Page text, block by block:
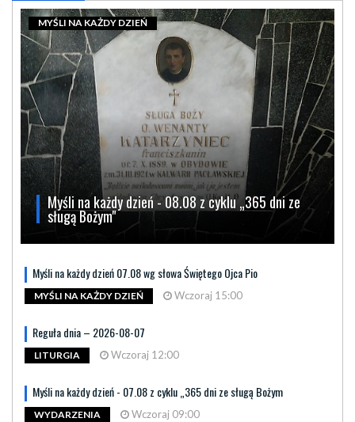
Myśli na każdy dzień - 08.08 z cyklu „365 dni ze
sługą Bożym"
MYŚLI NA KAŻDY DZIEŃ
Myśli na każdy dzień 07.08 wg słowa Świętego Ojca Pio
MYŚLI NA KAŻDY DZIEŃ Wczoraj 15:00
Reguła dnia – 2026-08-07
LITURGIA Wczoraj 12:00
Myśli na każdy dzień - 07.08 z cyklu „365 dni ze sługą Bożym
WYDARZENIA Wczoraj 09:00